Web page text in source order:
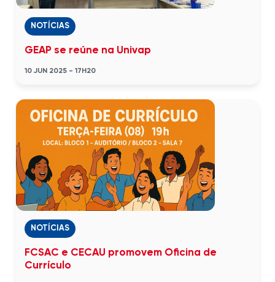
NOTÍCIAS
GEAP se reúne na Univap
10 JUN 2025 - 17H20
NOTÍCIAS
FCSAC e CECAU promovem Oficina de
Currículo